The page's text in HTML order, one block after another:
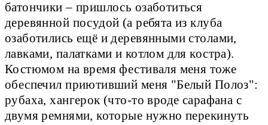
батончики – пришлось озаботиться
деревянной посудой (а ребята из клуба
озаботились ещё и деревянными столами,
лавками, палатками и котлом для костра).
Костюмом на время фестиваля меня тоже
обеспечил приютивший меня "Белый Полоз":
рубаха, хангерок (что-то вроде сарафана с
двумя ремнями, которые нужно перекинуть